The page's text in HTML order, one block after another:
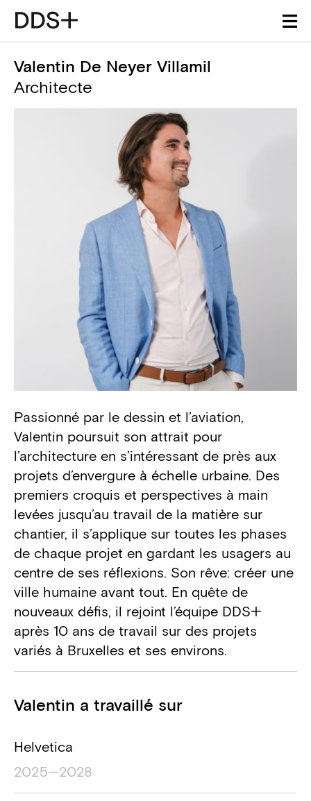
Valentin De Neyer Villamil
Architecte
Biography
Passionné par le dessin et l’aviation,
Valentin poursuit son attrait pour
l’architecture en s’intéressant de près aux
projets d’envergure à échelle urbaine. Des
premiers croquis et perspectives à main
levées jusqu’au travail de la matière sur
chantier, il s’applique sur toutes les phases
de chaque projet en gardant les usagers au
centre de ses réflexions. Son rêve: créer une
ville humaine avant tout. En quête de
nouveaux défis, il rejoint l’équipe DDS+
après 10 ans de travail sur des projets
variés à Bruxelles et ses environs.
Projets
Valentin a travaillé sur
Helvetica
2025—2028